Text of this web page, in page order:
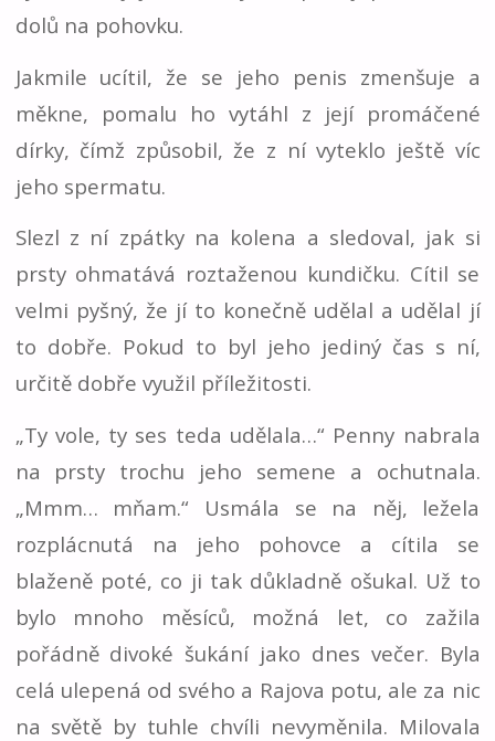
dolů na pohovku.
Jakmile ucítil, že se jeho penis zmenšuje a
měkne, pomalu ho vytáhl z její promáčené
dírky, čímž způsobil, že z ní vyteklo ještě víc
jeho spermatu.
Slezl z ní zpátky na kolena a sledoval, jak si
prsty ohmatává roztaženou kundičku. Cítil se
velmi pyšný, že jí to konečně udělal a udělal jí
to dobře. Pokud to byl jeho jediný čas s ní,
určitě dobře využil příležitosti.
„Ty vole, ty ses teda udělala…“ Penny nabrala
na prsty trochu jeho semene a ochutnala.
„Mmm… mňam.“ Usmála se na něj, ležela
rozplácnutá na jeho pohovce a cítila se
blaženě poté, co ji tak důkladně ošukal. Už to
bylo mnoho měsíců, možná let, co zažila
pořádně divoké šukání jako dnes večer. Byla
celá ulepená od svého a Rajova potu, ale za nic
na světě by tuhle chvíli nevyměnila. Milovala